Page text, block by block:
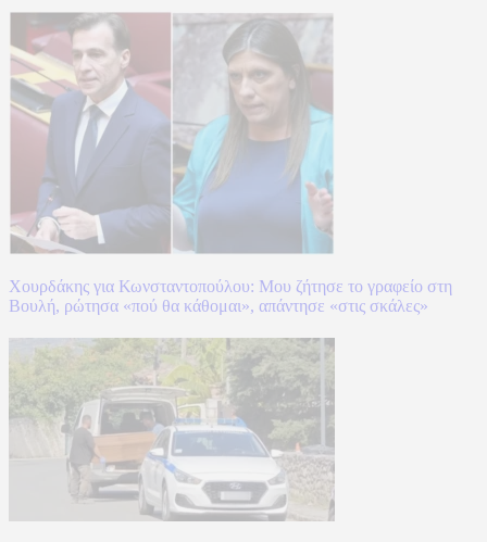
Χουρδάκης για Κωνσταντοπούλου: Μου ζήτησε το γραφείο στη
Βουλή, ρώτησα «πού θα κάθομαι», απάντησε «στις σκάλες»